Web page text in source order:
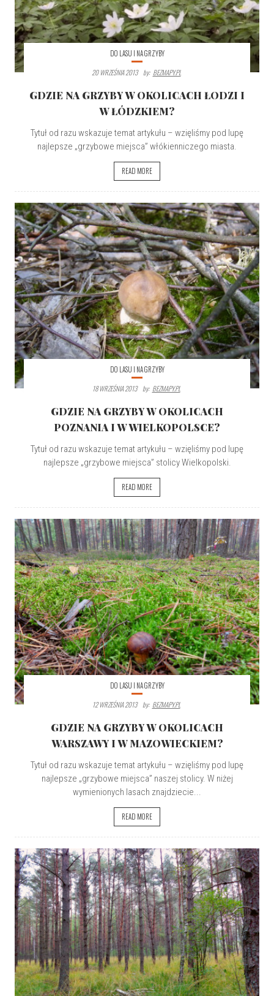
DO LASU I NA GRZYBY
20 WRZEŚNIA 2013 By: BEZMAPY.PL
GDZIE NA GRZYBY W OKOLICACH ŁODZI I
W ŁÓDZKIEM?
Tytuł od razu wskazuje temat artykułu – wzięliśmy pod lupę
najlepsze „grzybowe miejsca” włókienniczego miasta.
READ MORE
DO LASU I NA GRZYBY
18 WRZEŚNIA 2013
By: BEZMAPY.PL
GDZIE NA GRZYBY W OKOLICACH
POZNANIA I W WIELKOPOLSCE?
Tytuł od razu wskazuje temat artykułu – wzięliśmy pod lupę
najlepsze „grzybowe miejsca” stolicy Wielkopolski.
READ MORE
DO LASU I NA GRZYBY
12 WRZEŚNIA 2013
By: BEZMAPY.PL
GDZIE NA GRZYBY W OKOLICACH
WARSZAWY I W MAZOWIECKIEM?
Tytuł od razu wskazuje temat artykułu – wzięliśmy pod lupę
najlepsze „grzybowe miejsca” naszej stolicy. W niżej
wymienionych lasach znajdziecie...
READ MORE